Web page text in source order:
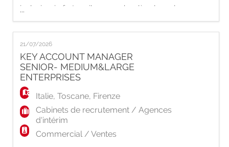
EN
FR
IT
inclusivo, in forte sviluppo e che dà valore al
proprio Capitale Umano. Siamo alla ricerca
di Senior Regional Developer con una forte
attitudine allo sviluppo commerciale e alla
creazione di relazioni di valore sul territorio.
La risorsa avrà la responsab
...
21/07/2026
KEY ACCOUNT MANAGER
SENIOR- MEDIUM&LARGE
ENTERPRISES
Italie,Toscane, Firenze
Cabinets de recrutement / Agences
d'intérim
Commercial / Ventes